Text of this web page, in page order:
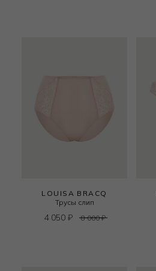
LOUISA BRACQ
Трусы слип
4 050 ₽ 8 000₽